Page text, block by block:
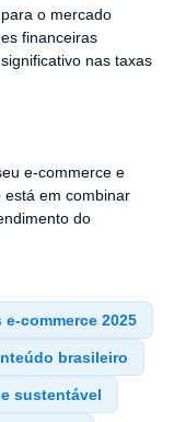
o mercado
financeiras
nas taxas
e-commerce e
está em combinar
do
commerce 2025
brasileiro
sustentável